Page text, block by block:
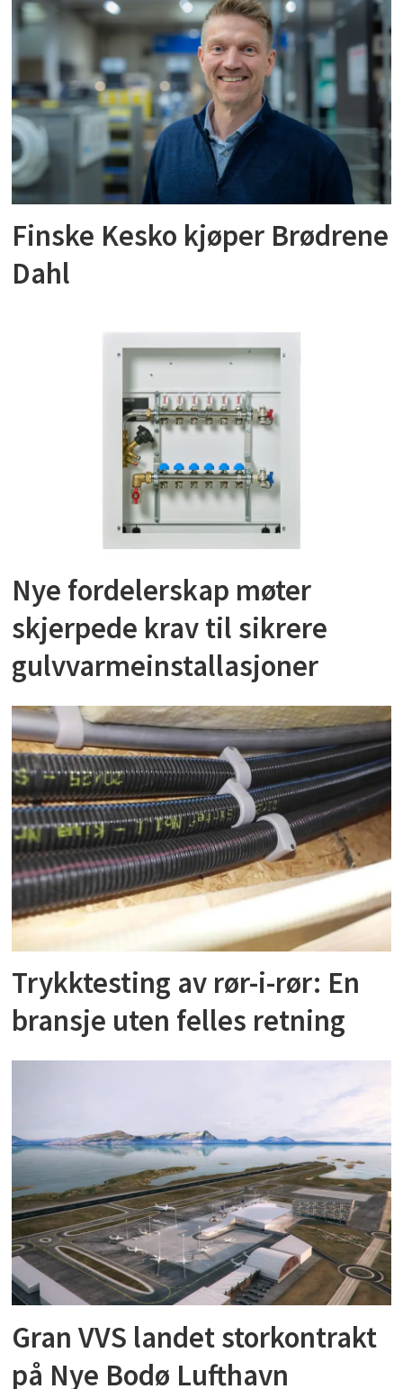
Finske Kesko kjøper Brødrene
Dahl
Nye fordelerskap møter
skjerpede krav til sikrere
gulvvarmeinstallasjoner
Trykktesting av rør-i-rør: En
bransje uten felles retning
Gran VVS landet storkontrakt
på Nye Bodø Lufthavn